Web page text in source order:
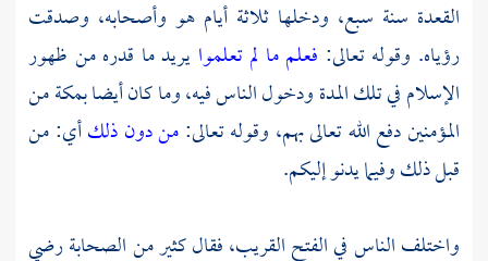
القعدة سنة سبع، ودخلها ثلاثة أيام هو وأصحابه، وصدقت
رؤياه. وقوله تعالى: فعلم ما لم تعلموا يريد ما قدره من ظهور
الإسلام في تلك المدة ودخول الناس فيه، وما كان أيضابمكةمن
المؤمنين دفع الله تعالى بهم، وقوله تعالى:من دون ذلكأي: من
قبل ذلك وفيما يدنو إليكم.
واختلف الناس في الفتح القريب، فقال كثير من الصحابة رضي